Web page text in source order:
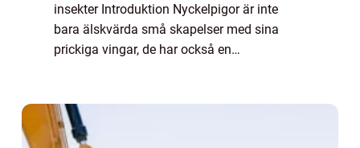
insekter Introduktion Nyckelpigor är inte
bara älskvärda små skapelser med sina
prickiga vingar, de har också en
grundlig öve...